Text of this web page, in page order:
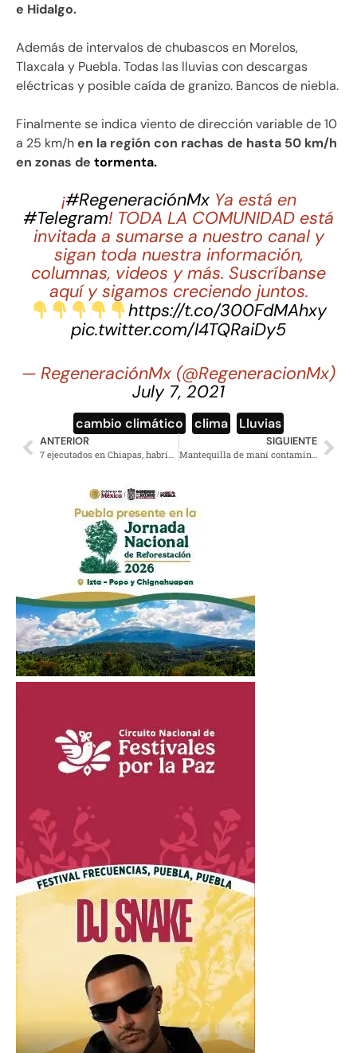
e Hidalgo.
Además de intervalos de chubascos en Morelos,
Tlaxcala y Puebla. Todas las lluvias con descargas
eléctricas y posible caída de granizo. Bancos de niebla.
Finalmente se indica viento de dirección variable de 10
a 25 km/hen la región con rachas de hasta 50 km/h
en zonas de tormenta.
¡#RegeneraciónMxYa está en
#Telegram! TODA LA COMUNIDAD está
invitada a sumarse a nuestro canal y
sigan toda nuestra información,
columnas, videos y más. Suscríbanse
aquí y sigamos creciendo juntos.
https://t.co/300FdMAhxy
pic.twitter.com/I4TQRaiDy5
— RegeneraciónMx (@RegeneracionMx)
July 7, 2021
cambio climático clima Lluvias
ANTERIOR
7 ejecutados en Chiapas, habrían sido ultimados por banda guatemalteca
SIGUIENTE
Mantequilla de maní contaminada con salmonela es retirada del mercado